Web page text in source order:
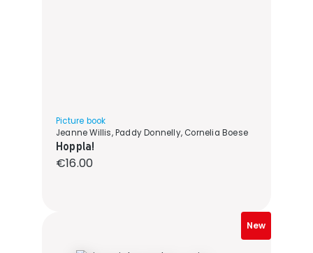
Picture book
Jeanne Willis, Paddy Donnelly, Cornelia Boese
Hoppla!
Regular price:
€16.00
New